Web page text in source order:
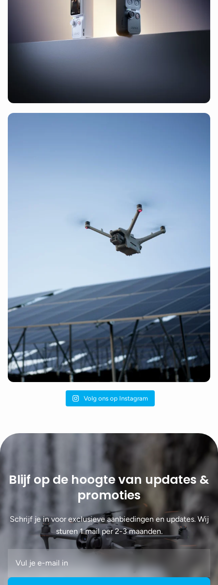
Volg ons op Instagram
Blijf op de hoogte van updates &
promoties
Schrijf je in voor exclusieve aanbiedingen en updates. Wij
sturen 1 mail per 2-3 maanden.